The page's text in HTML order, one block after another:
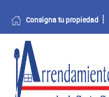
Consigna tu propiedad